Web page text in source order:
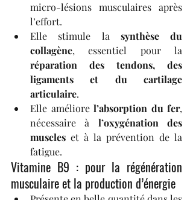
micro-lésions musculaires après
l’effort.
Elle stimule la synthèse du
collagène
réparation des tendons, des
ligaments et du cartilage
articulaire.
Elle améliore l’absorption du fer,
nécessaire à l’oxygénation des
muscles et à la prévention de la
fatigue.
Vitamine B9 : pour la régénération
musculaire et la production d’énergie